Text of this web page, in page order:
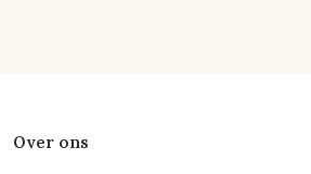
Over ons